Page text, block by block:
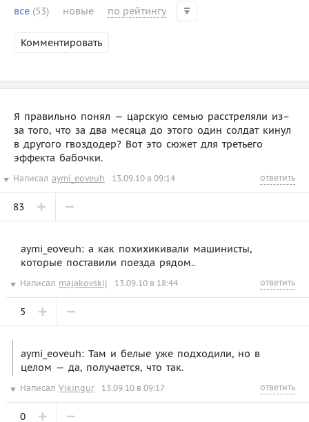
все (53) новые по рейтингу
Комментировать
Я правильно понял — царскую семью расстреляли из–
за того, что за два месяца до этого один солдат кинул
в другого гвоздодер? Вот это сюжет для третьего
эффекта бабочки.
Написал aymi_eoveuh 13.09.10 в 09:14 ответить
83
aymi_eoveuh: а как похихикивали машинисты,
которые поставили поезда рядом..
Написал majakovskij 13.09.10 в 18:44 ответить
5
aymi_eoveuh: Там и белые уже подходили, но в
целом — да, получается, что так.
Написал Vikingur 13.09.10 в 09:17 ответить
0